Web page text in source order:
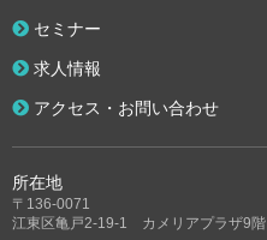
所在地
〒136-0071
江東区亀戸2-19-1 カメリアプラザ9階
セミナー
求人情報
アクセス・お問い合わせ